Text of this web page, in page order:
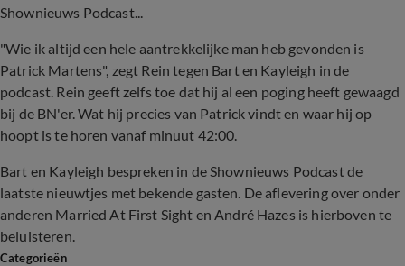
Shownieuws Podcast...
"Wie ik altijd een hele aantrekkelijke man heb gevonden is
Patrick Martens", zegt Rein tegen Bart en Kayleigh in de
podcast. Rein geeft zelfs toe dat hij al een poging heeft gewaagd
bij de BN'er. Wat hij precies van Patrick vindt en waar hij op
hoopt is te horen vanaf minuut 42:00.
Bart en Kayleigh bespreken in de Shownieuws Podcastde
laatste nieuwtjes met bekende gasten. De aflevering over onder
anderen Married At First Sight en André Hazes is hierboven te
beluisteren.
Categorieën